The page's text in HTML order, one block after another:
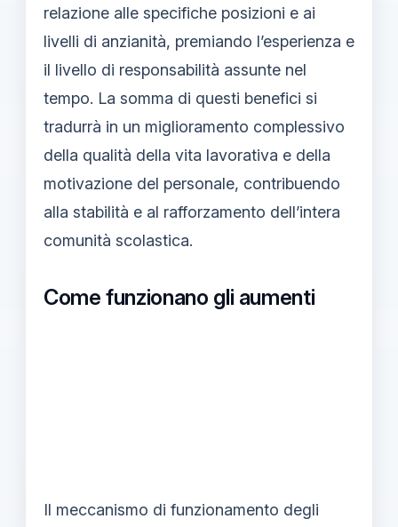
relazione alle specifiche posizioni e ai
livelli di anzianità, premiando l’esperienza e
il livello di responsabilità assunte nel
tempo. La somma di questi benefici si
tradurrà in un miglioramento complessivo
della qualità della vita lavorativa e della
motivazione del personale, contribuendo
alla stabilità e al rafforzamento dell’intera
comunità scolastica.
Come funzionano gli aumenti
Il meccanismo di funzionamento degli